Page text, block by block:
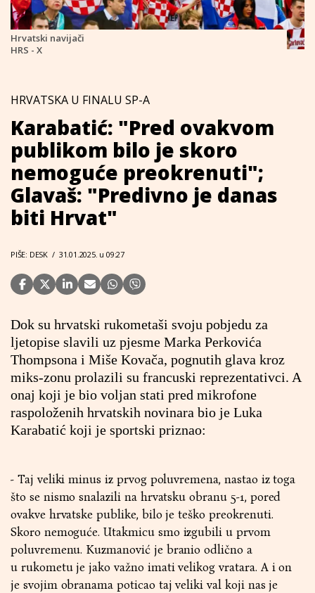
Hrvatski navijači
HRS - X
HRVATSKA U FINALU SP-A
Karabatić: "Pred ovakvom
publikom bilo je skoro
nemoguće preokrenuti";
Glavaš: "Predivno je danas
biti Hrvat"
PIŠE: DESK / 31.01.2025. u 09:27
Dok su hrvatski rukometaši svoju pobjedu za
ljetopise slavili uz pjesme Marka Perkovića
Thompsona i Miše Kovača, pognutih glava kroz
miks-zonu prolazili su francuski reprezentativci. A
onaj koji je bio voljan stati pred mikrofone
raspoloženih hrvatskih novinara bio je Luka
Karabatić koji je sportski priznao:
- Taj veliki minus iz prvog poluvremena, nastao iz toga
što se nismo snalazili na hrvatsku obranu 5-1, pored
ovakve hrvatske publike, bilo je teško preokrenuti.
Skoro nemoguće. Utakmicu smo izgubili u prvom
poluvremenu. Kuzmanović je branio odlično a
u rukometu je jako važno imati velikog vratara. A i on
je svojim obranama poticao taj veliki val koji nas je